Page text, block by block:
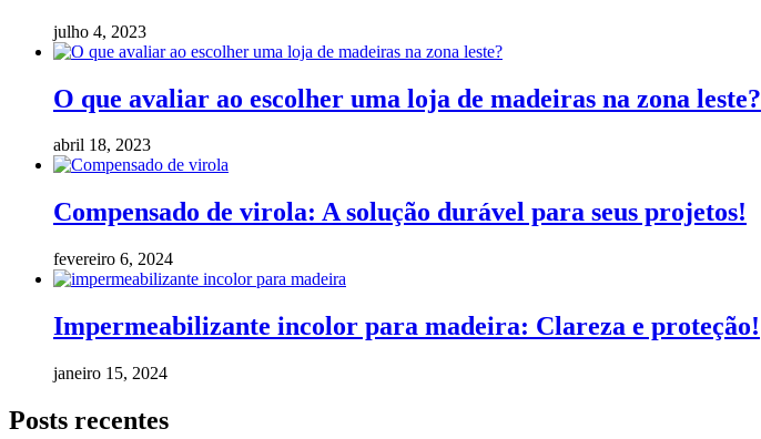
julho 4, 2023
O que avaliar ao escolher uma loja de madeiras na zona leste?
abril 18, 2023
Compensado de virola: A solução durável para seus projetos!
fevereiro 6, 2024
Impermeabilizante incolor para madeira: Clareza e proteção!
janeiro 15, 2024
Posts recentes